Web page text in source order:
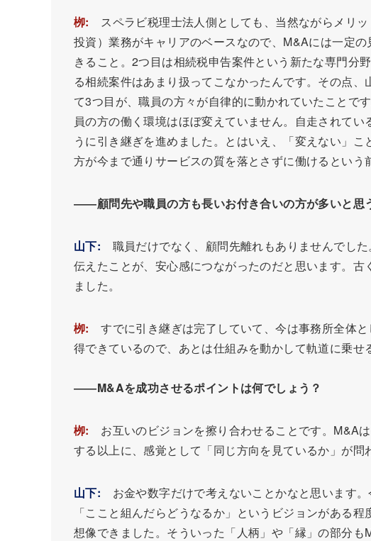
栁: スペラビ税理士法人側としても、当然ながらメリ
投資）業務がキャリアのベースなので、M&Aには一定
きること。2つ目は相続税申告案件という新たな専門分
る相続案件はあまり扱ってこなかったんです。その点
て3つ目が、職員の方々が自律的に動かれていたことで
員の方の働く環境はほぼ変えていません。自走されて
うに引き継ぎを進めました。とはいえ、「変えない」
方が今まで通りサービスの質を落とさずに働けるという
――顧問先や職員の方も長いお付き合いの方が多いと
山下: 職員だけでなく、顧問先離れもありませんでし
伝えたことが、安心感につながったのだと思います。
ました。
栁: すでに引き継ぎは完了していて、今は事務所全体
得できているので、あとは仕組みを動かして軌道に乗せ
――M&Aを成功させるポイントは何でしょう？
栁: お互いのビジョンを擦り合わせることです。M&A
する以上に、感覚として「同じ方向を見ているか」が問
山下: お金や数字だけで考えないことかなと思います
「ここと組んだらどうなるか」というビジョンがある
想像できました。そういった「人柄」や「縁」の部分も